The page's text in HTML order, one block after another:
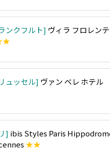
ンクフルト ヴィラ フロレン
ュッセル ヴァン ベレ ホテル
ibis Styles Paris
★★